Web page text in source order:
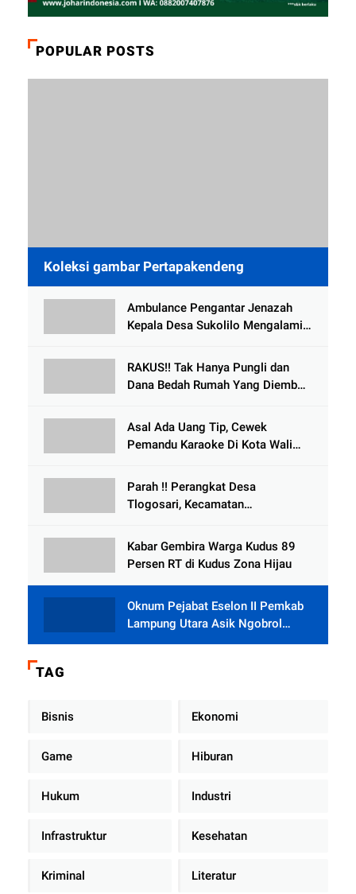
POPULAR POSTS
Koleksi gambar Pertapakendeng
Ambulance Pengantar Jenazah
Kepala Desa Sukolilo Mengalami
Meninggal Dunia
RAKUS!! Tak Hanya Pungli dan
Dana Bedah Rumah Yang Diembat,
Tlogowungu, di Duga
Selewengkan Bantuan Mushola
Asal Ada Uang Tip, Cewek
Pemandu Karaoke Di Kota Wali
Parah !! Perangkat Desa
Tlogosari, Kecamatan
Rumah dari BAZNAS
Kabar Gembira Warga Kudus 89
Persen RT di Kudus Zona Hijau
Oknum Pejabat Eselon II Pemkab
Lampung Utara Asik Ngobrol
Dengan Teman Kencan Wanitanya
TAG
Bisnis Ekonomi
Game Hiburan
Hukum Industri
Infrastruktur Kesehatan
Kriminal Literatur